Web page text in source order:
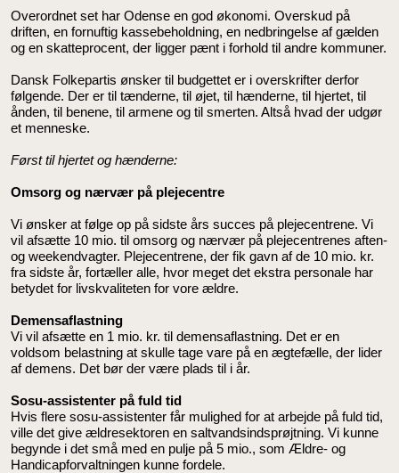
Overordnet set har Odense en god økonomi. Overskud på
driften, en fornuftig kassebeholdning, en nedbringelse af gælden
og en skatteprocent, der ligger pænt i forhold til andre kommuner.
Dansk Folkepartis ønsker til budgettet er i overskrifter derfor
følgende. Der er til tænderne, til øjet, til hænderne, til hjertet, til
ånden, til benene, til armene og til smerten. Altså hvad der udgør
et menneske.
Først til hjertet og hænderne:
Omsorg og nærvær på plejecentre
Vi ønsker at følge op på sidste års succes på plejecentrene. Vi
vil afsætte 10 mio. til omsorg og nærvær på plejecentrenes aften-
og weekendvagter. Plejecentrene, der fik gavn af de 10 mio. kr.
fra sidste år, fortæller alle, hvor meget det ekstra personale har
betydet for livskvaliteten for vore ældre.
Demensaflastning
Vi vil afsætte en 1 mio. kr. til demensaflastning. Det er en
voldsom belastning at skulle tage vare på en ægtefælle, der lider
af demens. Det bør der være plads til i år.
Sosu-assistenter på fuld tid
Hvis flere sosu-assistenter får mulighed for at arbejde på fuld tid,
ville det give ældresektoren en saltvandsindsprøjtning. Vi kunne
begynde i det små med en pulje på 5 mio., som Ældre- og
Handicapforvaltningen kunne fordele.